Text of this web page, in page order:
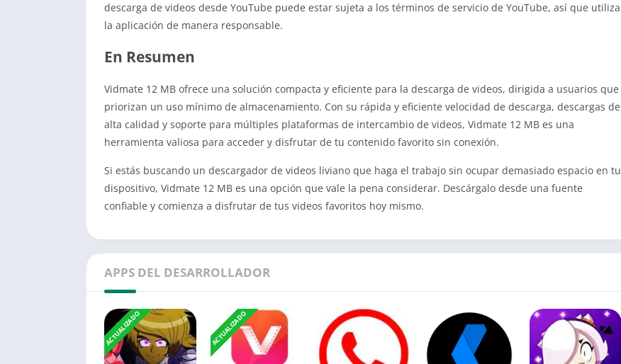
descarga de videos desde YouTube puede estar sujeta a los términos de servicio de YouTube, así que utiliza
la aplicación de manera responsable.
En Resumen
Vidmate 12 MB ofrece una solución compacta y eficiente para la descarga de videos, dirigida a usuarios que
priorizan un uso mínimo de almacenamiento. Con su rápida y eficiente velocidad de descarga, descargas de
alta calidad y soporte para múltiples plataformas de intercambio de videos, Vidmate 12 MB es una
herramienta valiosa para acceder y disfrutar de tu contenido favorito sin conexión.
Si estás buscando un descargador de videos liviano que haga el trabajo sin ocupar demasiado espacio en tu
dispositivo, Vidmate 12 MB es una opción que vale la pena considerar. Descárgalo desde una fuente
confiable y comienza a disfrutar de tus videos favoritos hoy mismo.
APPS DEL DESARROLLADOR
ACTUALIZADO ACTUALIZADO